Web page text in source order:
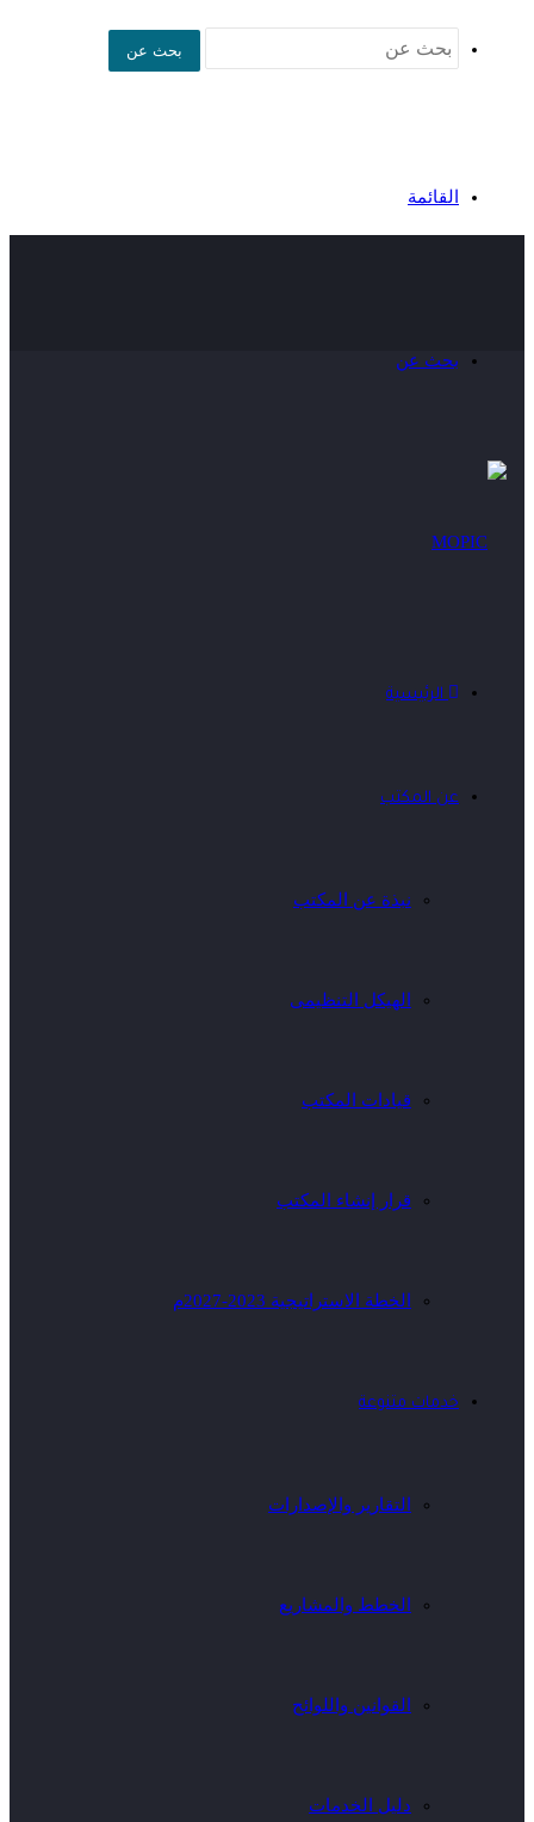
بحث عن
القائمة
بحث عن
الرئيسية
عن المكتب
نبذة عن المكتب
الهيكل التنظيمى
قيادات المكتب
قرار إنشاء المكتب
الخطة الاستراتيجية 2023-2027م
خدمات متنوعة
التقارير والإصدارات
الخطط والمشاريع
القوانين واللوائح
دليل الخدمات